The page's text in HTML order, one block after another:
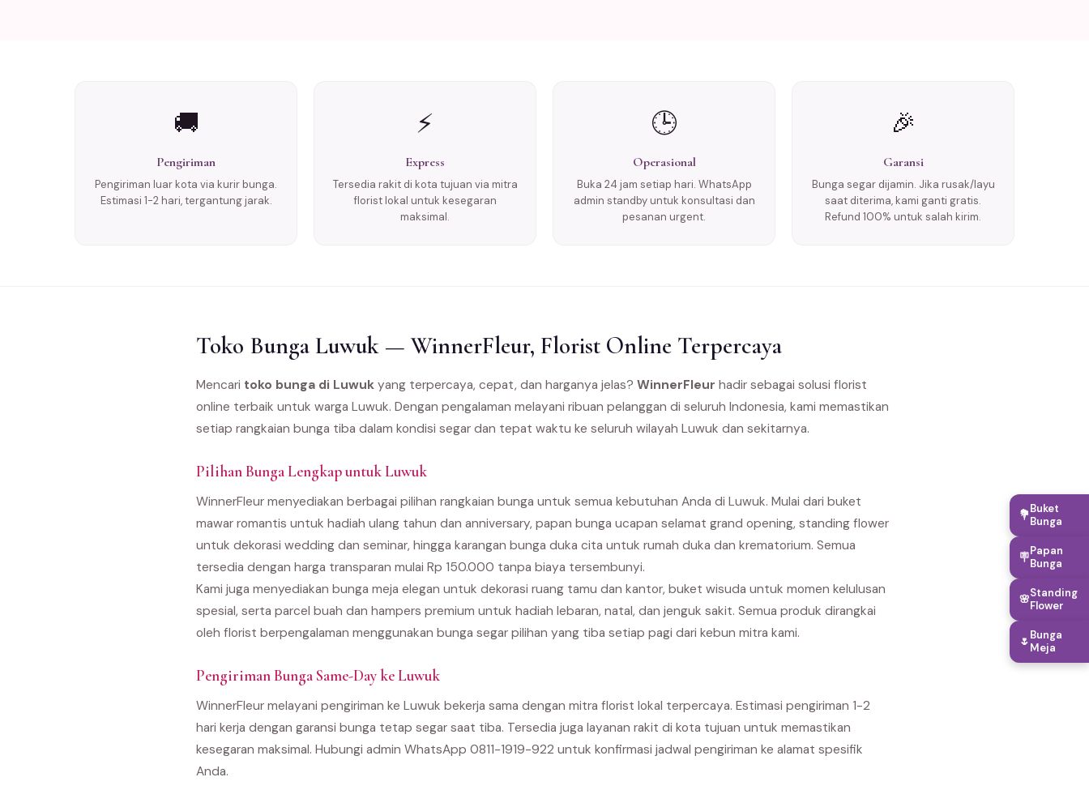
🚚
Pengiriman
Pengiriman luar kota via kurir bunga.
Estimasi 1-2 hari, tergantung jarak.
⚡
Express
Tersedia rakit di kota tujuan via mitra
florist lokal untuk kesegaran
maksimal.
🕒
Operasional
Buka 24 jam setiap hari. WhatsApp
admin standby untuk konsultasi dan
pesanan urgent.
🎉
Garansi
Bunga segar dijamin. Jika rusak/layu
saat diterima, kami ganti gratis.
Refund 100% untuk salah kirim.
Toko Bunga Luwuk — WinnerFleur, Florist Online Terpercaya
Mencari toko bunga di Luwuk yang terpercaya, cepat, dan harganya jelas? WinnerFleur hadir sebagai solusi florist
online terbaik untuk warga Luwuk. Dengan pengalaman melayani ribuan pelanggan di seluruh Indonesia, kami memastikan
setiap rangkaian bunga tiba dalam kondisi segar dan tepat waktu ke seluruh wilayah Luwuk dan sekitarnya.
Pilihan Bunga Lengkap untuk Luwuk
WinnerFleur menyediakan berbagai pilihan rangkaian bunga untuk semua kebutuhan Anda di Luwuk. Mulai dari buket
mawar romantis untuk hadiah ulang tahun dan anniversary, papan bunga ucapan selamat grand opening, standing flower
untuk dekorasi wedding dan seminar, hingga karangan bunga duka cita untuk rumah duka dan krematorium. Semua
tersedia dengan harga transparan mulai Rp 150.000 tanpa biaya tersembunyi.
Kami juga menyediakan bunga meja elegan untuk dekorasi ruang tamu dan kantor, buket wisuda untuk momen kelulusan
spesial, serta parcel buah dan hampers premium untuk hadiah lebaran, natal, dan jenguk sakit. Semua produk dirangkai
oleh florist berpengalaman menggunakan bunga segar pilihan yang tiba setiap pagi dari kebun mitra kami.
Pengiriman Bunga Same-Day ke Luwuk
WinnerFleur melayani pengiriman ke Luwuk bekerja sama dengan mitra florist lokal terpercaya. Estimasi pengiriman 1-2
hari kerja dengan garansi bunga tetap segar saat tiba. Tersedia juga layanan rakit di kota tujuan untuk memastikan
kesegaran maksimal. Hubungi admin WhatsApp 0811-1919-922 untuk konfirmasi jadwal pengiriman ke alamat spesifik
Anda.
💐Buket
Bunga
🪧Papan
Bunga
🌸Standing
Flower
🌷Bunga
Meja